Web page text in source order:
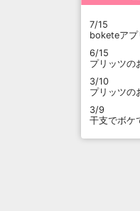
7/15
boketeアプ
6/15
プリッツの
3/10
プリッツの
3/9
干支でボケ